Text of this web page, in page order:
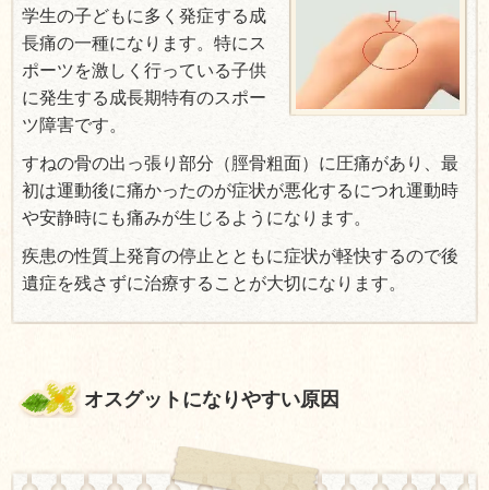
学生の子どもに多く発症する成
長痛の一種になります。特にス
ポーツを激しく行っている子供
に発生する成長期特有のスポー
ツ障害です。
すねの骨の出っ張り部分（脛骨粗面）に圧痛があり、最
初は運動後に痛かったのが症状が悪化するにつれ運動時
や安静時にも痛みが生じるようになります。
疾患の性質上発育の停止とともに症状が軽快するので後
遺症を残さずに治療することが大切になります。
オスグットになりやすい原因